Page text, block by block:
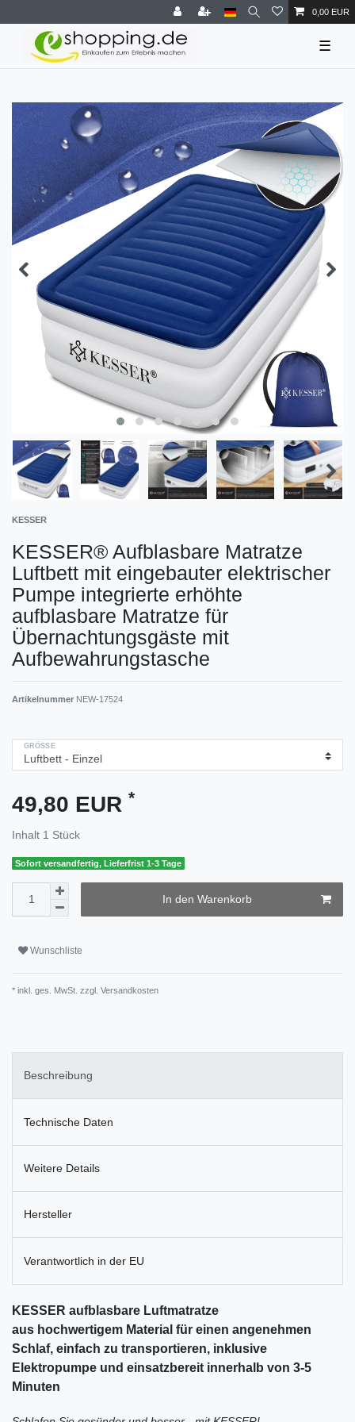
0,00 EUR
☰
KESSER
KESSER® Aufblasbare Matratze
Luftbett mit eingebauter elektrischer
Pumpe integrierte erhöhte
aufblasbare Matratze für
Übernachtungsgäste mit
Aufbewahrungstasche
Artikelnummer NEW-17524
GRÖSSE
49,80 EUR *
Inhalt 1 Stück
Sofort versandfertig, Lieferfrist 1-3 Tage
In den Warenkorb
Wunschliste
* inkl. ges. MwSt. zzgl. Versandkosten
Beschreibung
Technische Daten
Weitere Details
Hersteller
Verantwortlich in der EU
KESSER aufblasbare Luftmatratze
aus hochwertigem Material für einen angenehmen
Schlaf, einfach zu transportieren, inklusive
Elektropumpe und einsatzbereit innerhalb von 3-5
Minuten